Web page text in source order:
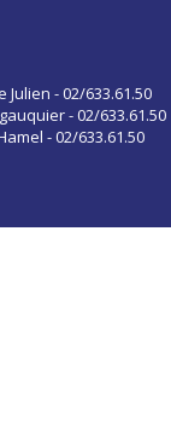
- 02/633.61.50
- 02/633.61.50
- 02/633.61.50